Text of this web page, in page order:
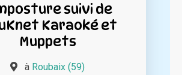
suivi de
Karaoké et
Muppets
à Roubaix (59)